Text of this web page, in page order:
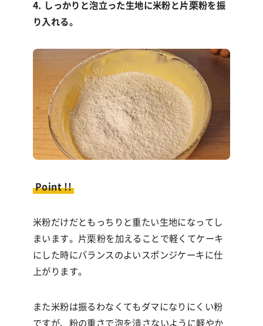
4. しっかりと泡立った生地に米粉と片栗粉を振
り入れる。
Point !!
米粉だけだともっちりと重たい生地になってし
まいます。片栗粉を加えることで軽くてケーキ
にした時にバランスのよいスポンジケーキに仕
上がります。
また米粉は振るわなくてもダマになりにくい粉
ですが、粉の重さで泡を潰さないように軽やか